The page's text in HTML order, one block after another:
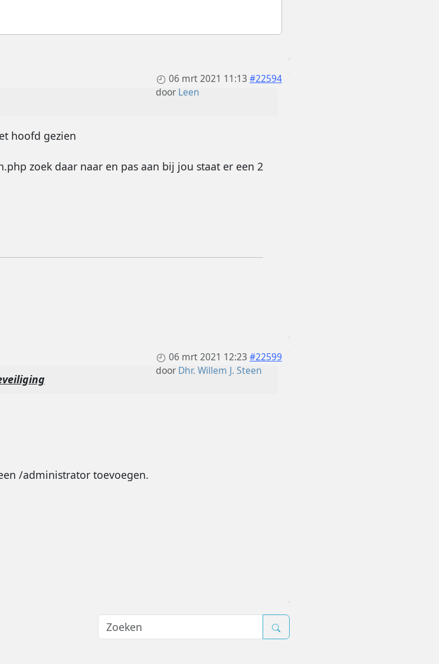
06 mrt 2021 11:13 #22594
door Leen
hoofd gezien
zoek daar naar en pas aan bij jou staat er een 2
06 mrt 2021 12:23 #22599
door Dhr. Willem J. Steen
/administrator toevoegen.